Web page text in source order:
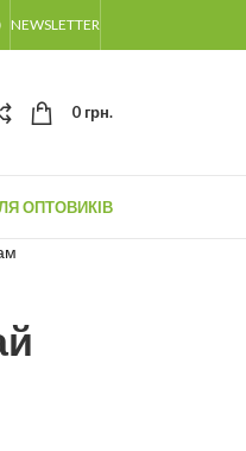
NEWSLETTER
0 грн.
ОПТОВИКІВ